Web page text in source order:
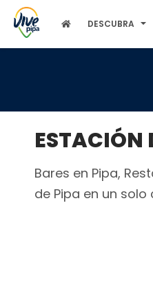
DESCUBRA
ESTACIÓN
Bares en Pipa,
de Pipa en un solo